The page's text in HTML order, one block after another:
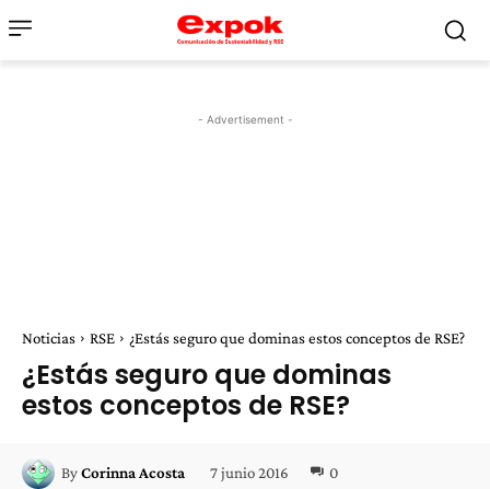
- Advertisement -
Noticias RSE ¿Estás seguro que dominas estos conceptos de RSE?
¿Estás seguro que dominas
estos conceptos de RSE?
ByCorinna Acosta 7 junio 2016 0